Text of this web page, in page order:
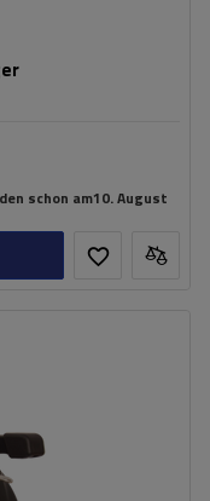
schon am10. August